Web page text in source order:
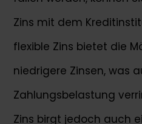
Zins mit dem
flexible Zins bietet die
niedrigere Zinsen, was
Zahlungsbelastung
Zins birgt jedoch auch